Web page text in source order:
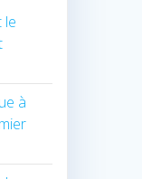
le
à